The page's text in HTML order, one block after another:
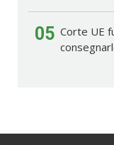
05 Corte UE